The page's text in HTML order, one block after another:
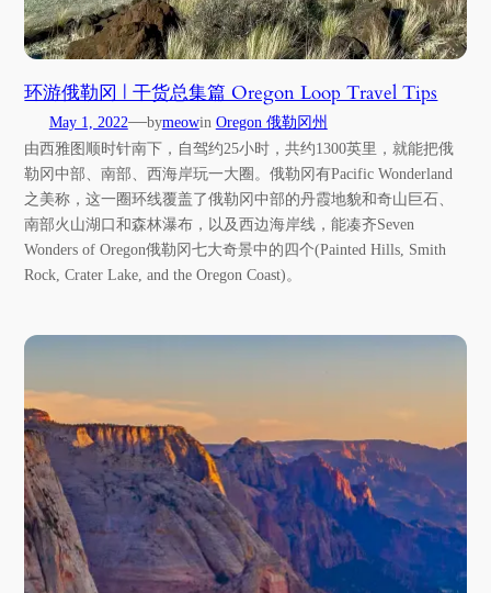
环游俄勒冈 | 干货总集篇 Oregon Loop Travel Tips
May 1, 2022—bymeowin Oregon 俄勒冈州
由西雅图顺时针南下，自驾约25小时，共约1300英里，就能把俄
勒冈中部、南部、西海岸玩一大圈。俄勒冈有Pacific Wonderland
之美称，这一圈环线覆盖了俄勒冈中部的丹霞地貌和奇山巨石、
南部火山湖口和森林瀑布，以及西边海岸线，能凑齐Seven
Wonders of Oregon俄勒冈七大奇景中的四个(Painted Hills, Smith
Rock, Crater Lake, and the Oregon Coast)。